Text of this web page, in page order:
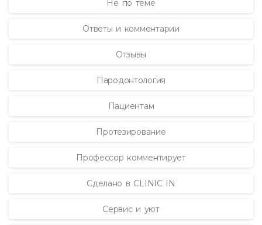
Не по теме
Ответы и комментарии
Отзывы
Пародонтология
Пациентам
Протезирование
Профессор комментирует
Сделано в CLINIC IN
Сервис и уют